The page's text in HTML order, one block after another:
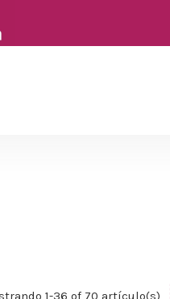
1-36 of 70 artículo(s)